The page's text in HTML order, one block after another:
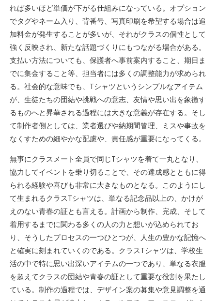
れば多いほど単価が下がる仕組みになっている。オプション
でタグやネーム入り、背番号、写真印刷を希望する場合は追
加料金が発生することが多いが、それがクラスの個性として
強く反映され、新たな話題づくりにもつながる場合がある。
支払い方法についても、保護者へ事前案内すること、期日ま
でに集金すること等、担当者には多くの調整能力が求められ
る。社会的な意味でも、Tシャツというシンプルなアイテム
が、生徒たちの団結や挑戦への意志、友情や思い出を象徴す
るものへと昇華される過程には大きな意義が存在する。そし
て制作者側としては、業者選びや納期間管理、ミスや事故を
なくすための細やかな配慮や、責任感が重要になってくる。
無事にクラスメート全員で同じTシャツを着て一丸となり、
協力してイベントを乗り切ることで、その達成感とともに得
られる経験や喜びも非常に大きなものとなる。このようにし
て生まれるクラスTシャツは、単なる記念品以上の、かけが
えのない青春の証とも言える。計画から制作、完成、そして
着用するまでに関わる多くの人の力と想いが込められてお
り、そうしたプロセスの一つひとつが、人生の豊かな記憶へ
と確実に刻まれていくのである。クラスTシャツは、学校生
活の中で特に思い出深いアイテムの一つであり、単なる衣服
を超えてクラスの団結や青春の証として重要な役割を果たし
ている。制作の過程では、デザイン案の募集や意見調整を通